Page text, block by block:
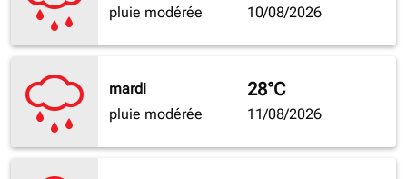
pluie modérée
10/08/2026
mardi
pluie modérée
28°C
11/08/2026